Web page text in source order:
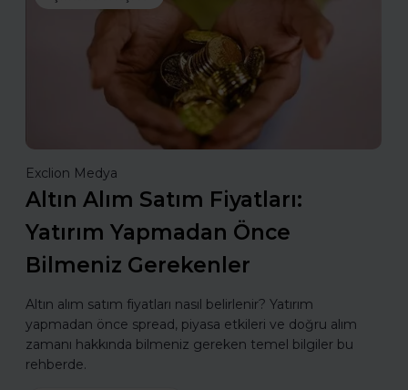
Exclion Medya
Altın Alım Satım Fiyatları:
Yatırım Yapmadan Önce
Bilmeniz Gerekenler
Altın alım satım fiyatları nasıl belirlenir? Yatırım
yapmadan önce spread, piyasa etkileri ve doğru alım
zamanı hakkında bilmeniz gereken temel bilgiler bu
rehberde.